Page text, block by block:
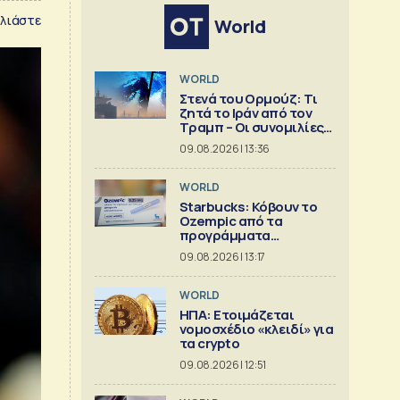
World
WORLD
Στενά του Ορμούζ: Τι
ζητά το Ιράν από τον
Τραμπ – Οι συνομιλίες
με το Ομάν
09.08.2026 | 13:36
WORLD
Starbucks: Κόβουν το
Ozempic από τα
προγράμματα
ασφάλισης
09.08.2026 | 13:17
WORLD
ΗΠΑ: Ετοιμάζεται
νομοσχέδιο «κλειδί» για
τα crypto
09.08.2026 | 12:51